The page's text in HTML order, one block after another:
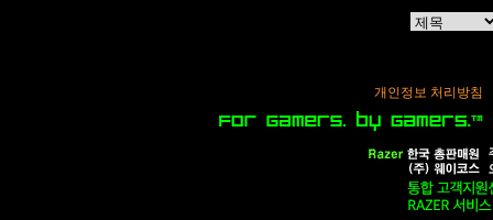
개인정보 처리방침